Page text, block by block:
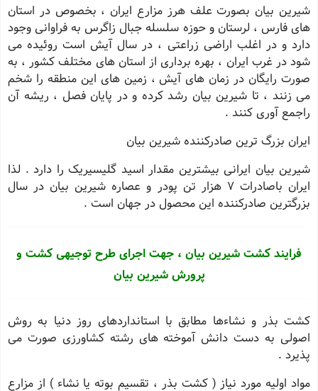
شیرین بیان بصورت علف هرز مزارع ایران ، بخصوص در استان
های فارس ، لرستان و حوزه سلسله جبال زاگرس به فراوانی وجود
دارد و در اغلب اراضی زراعتی ، در سال آیش است روئیده می
شود در غرب ایران ، بهره برداری از استان های مختلف کشور ، به
صورت رایگان در زمان های آیش ، زمین های این منطقه را شخم
می زنند ، تا شیرین بیان رشد کرده و در پایان فصل ، ریشه آن
راجمع آوری کنند .
ایران بزرگ ترین صادرکننده شیرین بیان
شیرین بیان ایرانی بیشترین مقدار اسید گلیسیریک را دارد . لذا
ایران باصادرات 7 هزار تن پودر و عصاره شیرین بیان در سال
بزرگترین صادرکننده این محصول در جهان است .
فرایند کشت شیرین بیان ، جهت اجرای طرح توجیهی کشت و
پرورش شیرین بیان
کشت بذر و نشاءها مطابق با استانداردهای روز دنیا به روش
اصولی به دست دانش آموخته های رشته کشاورزی صورت می
پذیرد .
مواد اولیه مورد نیاز ( کشت بذر ، تقسیم بوته یا نشاء ) از مزارع